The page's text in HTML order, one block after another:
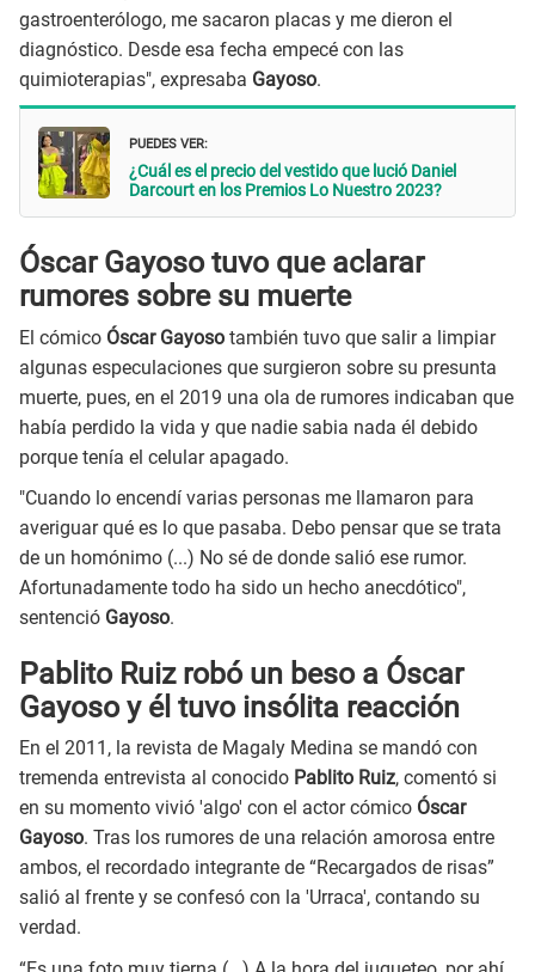
gastroenterólogo, me sacaron placas y me dieron el
diagnóstico. Desde esa fecha empecé con las
quimioterapias", expresaba Gayoso.
PUEDES VER:
¿Cuál es el precio del vestido que lució Daniel
Darcourt en los Premios Lo Nuestro 2023?
Óscar Gayoso tuvo que aclarar
rumores sobre su muerte
El cómico Óscar Gayoso también tuvo que salir a limpiar
algunas especulaciones que surgieron sobre su presunta
muerte, pues, en el 2019 una ola de rumores indicaban que
había perdido la vida y que nadie sabia nada él debido
porque tenía el celular apagado.
"Cuando lo encendí varias personas me llamaron para
averiguar qué es lo que pasaba. Debo pensar que se trata
de un homónimo (...) No sé de donde salió ese rumor.
Afortunadamente todo ha sido un hecho anecdótico",
sentenció Gayoso.
Pablito Ruiz robó un beso a Óscar
Gayoso y él tuvo insólita reacción
En el 2011, la revista de Magaly Medina se mandó con
tremenda entrevista al conocido Pablito Ruiz, comentó si
en su momento vivió 'algo' con el actor cómico Óscar
Gayoso. Tras los rumores de una relación amorosa entre
ambos, el recordado integrante de “Recargados de risas”
salió al frente y se confesó con la 'Urraca', contando su
verdad.